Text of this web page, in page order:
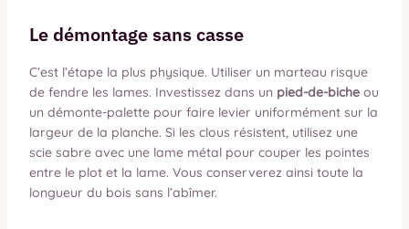
Le démontage sans casse
C’est l’étape la plus physique. Utiliser un marteau risque
de fendre les lames. Investissez dans un pied-de-bicheou
un démonte-palette pour faire levier uniformément sur la
largeur de la planche. Si les clous résistent, utilisez une
scie sabre avec une lame métal pour couper les pointes
entre le plot et la lame. Vous conserverez ainsi toute la
longueur du bois sans l’abîmer.